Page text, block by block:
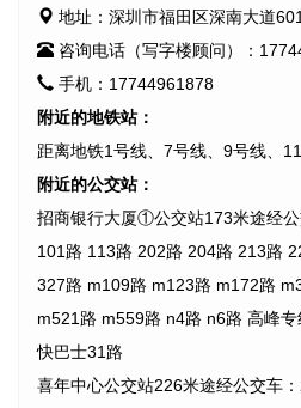
地址：深圳市福田区深南大道
咨询电话（写字楼顾问）：
手机：17744961878
附近的地铁站：
距离地铁1号线、7号线、9号线、
附近的公交站：
招商银行大厦①公交站173米途经
101路 113路 202路 204路 213路
327路 m109路 m123路 m172路
m521路 m559路 n4路 n6路 高峰
快巴士31路
喜年中心公交站226米途经公交车